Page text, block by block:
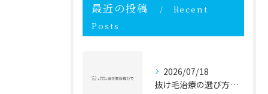
最近の投稿
Recent
Posts
2026/07/18
抜け毛治療の選び方と抜け毛対策を徹底比較して自分に最適な方法を見つけるガイド